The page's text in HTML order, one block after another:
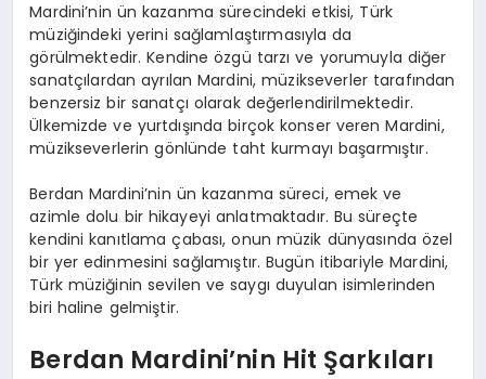
Mardini’nin ün kazanma sürecindeki etkisi, Türk
müziğindeki yerini sağlamlaştırmasıyla da
görülmektedir. Kendine özgü tarzı ve yorumuyla diğer
sanatçılardan ayrılan Mardini, müzikseverler tarafından
benzersiz bir sanatçı olarak değerlendirilmektedir.
Ülkemizde ve yurtdışında birçok konser veren Mardini,
müzikseverlerin gönlünde taht kurmayı başarmıştır.
Berdan Mardini’nin ün kazanma süreci, emek ve
azimle dolu bir hikayeyi anlatmaktadır. Bu süreçte
kendini kanıtlama çabası, onun müzik dünyasında özel
bir yer edinmesini sağlamıştır. Bugün itibariyle Mardini,
Türk müziğinin sevilen ve saygı duyulan isimlerinden
biri haline gelmiştir.
Berdan Mardini’nin Hit Şarkıları